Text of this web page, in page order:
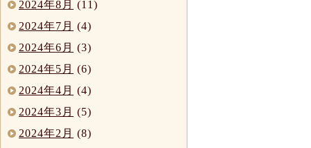
2024年8月 (11)
2024年7月 (4)
2024年6月 (3)
2024年5月 (6)
2024年4月 (4)
2024年3月 (5)
2024年2月 (8)